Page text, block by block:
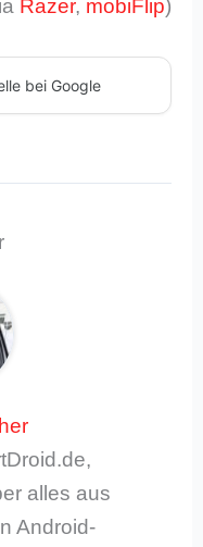
Razer, mobiFlip)
bei Google
alles aus
Android-